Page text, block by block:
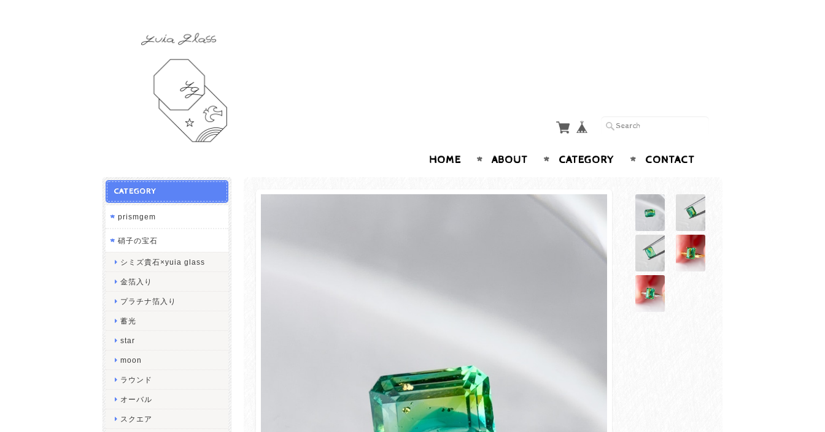
HOME ABOUT CATEGORY CONTACT
CATEGORY
prismgem
硝子の宝石
シミズ貴石×yuia glass
金箔入り
プラチナ箔入り
蓄光
star
moon
ラウンド
オーバル
スクエア